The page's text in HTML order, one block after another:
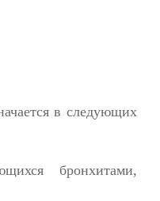
в следующих
бронхитами,